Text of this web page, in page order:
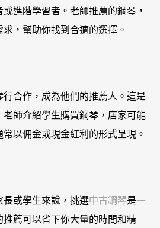
進階學習者。老師推薦的鋼琴，
，幫助你找到合適的選擇。
合作，成為他們的推薦人。這是
師介紹學生購買鋼琴，店家可能
以佣金或現金紅利的形式呈現。
長或學生來說，挑選中古鋼琴是一
薦可以省下你大量的時間和精